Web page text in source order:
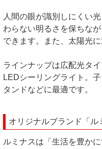
人間の眼が識別しにくい
わらない明るさを保ちな
できます。また、太陽光
ラインナップは広配光タ
LEDシーリングライト。
タンドなどに最適です。
オリジナルブランド「ル
ルミナスは「生活を豊か